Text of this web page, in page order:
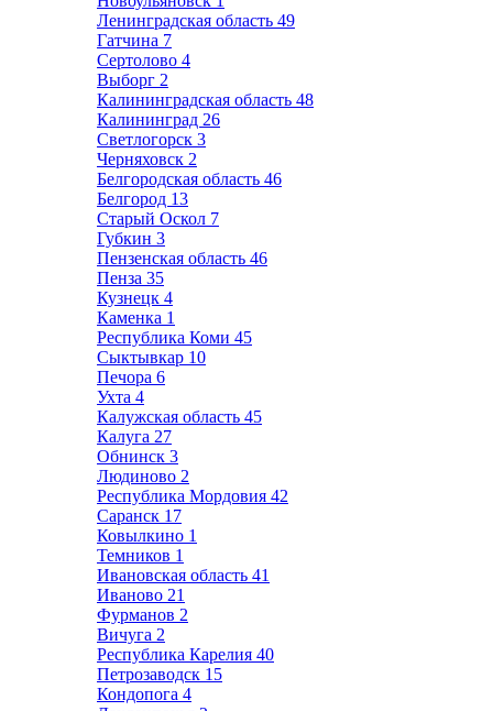
Ленинградская область 49
Гатчина 7
Сертолово 4
Выборг 2
Калининградская область 48
Калининград 26
Светлогорск 3
Черняховск 2
Белгородская область 46
Белгород 13
Старый Оскол 7
Губкин 3
Пензенская область 46
Пенза 35
Кузнецк 4
Каменка 1
Республика Коми 45
Сыктывкар 10
Печора 6
Ухта 4
Калужская область 45
Калуга 27
Обнинск 3
Людиново 2
Республика Мордовия 42
Саранск 17
Ковылкино 1
Темников 1
Ивановская область 41
Иваново 21
Фурманов 2
Вичуга 2
Республика Карелия 40
Петрозаводск 15
Кондопога 4